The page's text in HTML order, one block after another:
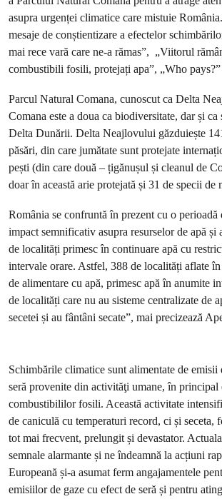
asupra urgenței climatice care mistuie
mesaje de conștientizare a efectelor
mai rece vară care ne-a rămas”, „Viitorul
combustibili fosili, protejați apa”, „Who pays?”
Parcul Natural Comana, cunoscut ca Delta
Comana este a doua ca biodiversitate, dar și ca
Delta Dunării. Delta Neajlovului găzduiește
păsări, din care jumătate sunt protejate
pești (din care două – țigănușul și cleanul de
doar în această arie protejată și 31 de specii de
România se confruntă în prezent cu o perioadă
impact semnificativ asupra resurselor de apă și
de localități primesc în continuare apă cu
intervale orare. Astfel, 388 de localități aflate
de alimentare cu apă, primesc apă în anumite
de localități care nu au sisteme centralizate de
secetei și au fântâni secate”, mai precizează
Schimbările climatice sunt alimentate de emisii
seră provenite din activităţi umane, în principal
combustibililor fosili. Această activitate
de caniculă cu temperaturi record, ci și seceta,
tot mai frecvent, prelungit și devastator.
semnale alarmante și ne îndeamnă la acțiuni
Europeană și-a asumat ferm angajamentele
emisiilor de gaze cu efect de seră și pentru